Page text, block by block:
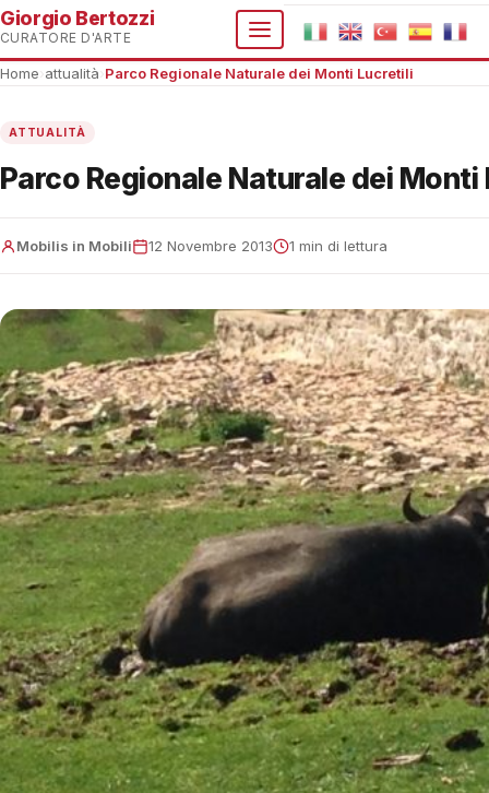
Giorgio Bertozzi
CURATORE D'ARTE
Home attualità Parco Regionale Naturale dei Monti Lucretili
ATTUALITÀ
Parco Regionale Naturale dei Monti
Mobilis in Mobili 12 Novembre 2013 1 min di lettura